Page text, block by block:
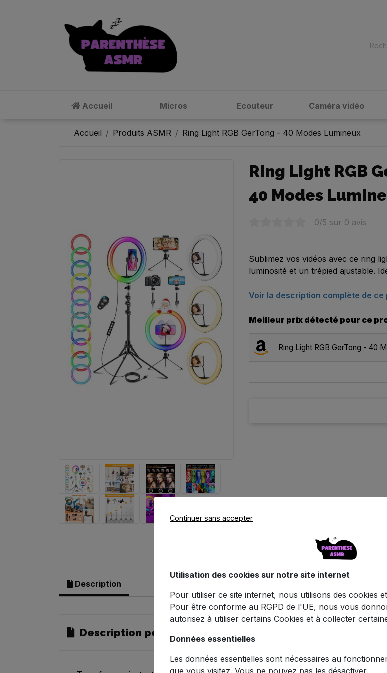
Accueil Micros Ecouteur Caméra vidéo
Accueil Produits ASMR Ring Light RGB GerTong - 40 Modes Lumineux
Ring Light RGB
40 Modes
0/5 sur 0 avis
Sublimez vos vidéos avec ce ring
luminosité et un trépied ajustable.
Voir la description complète de ce
Meilleur prix détecté pour ce
Ring Light RGB GerTong - 40
Description
Description pour Ring Light RGB GerTong - 40 Modes
Continuer sans accepter
Utilisation des cookies sur notre site internet
Pour utiliser ce site internet, nous utilisons des cookies
Pour être conforme au RGPD de l'UE, nous vous
autorisez à utiliser certains Cookies et à collecter
Données essentielles
Les données essentielles sont nécessaires au
que vous visitez. Vous ne pouvez pas les désactiver.